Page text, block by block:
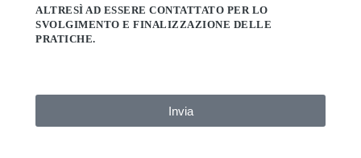
ALTRESÌ AD ESSERE CONTATTATO PER LO
SVOLGIMENTO E FINALIZZAZIONE DELLE
PRATICHE.
Invia